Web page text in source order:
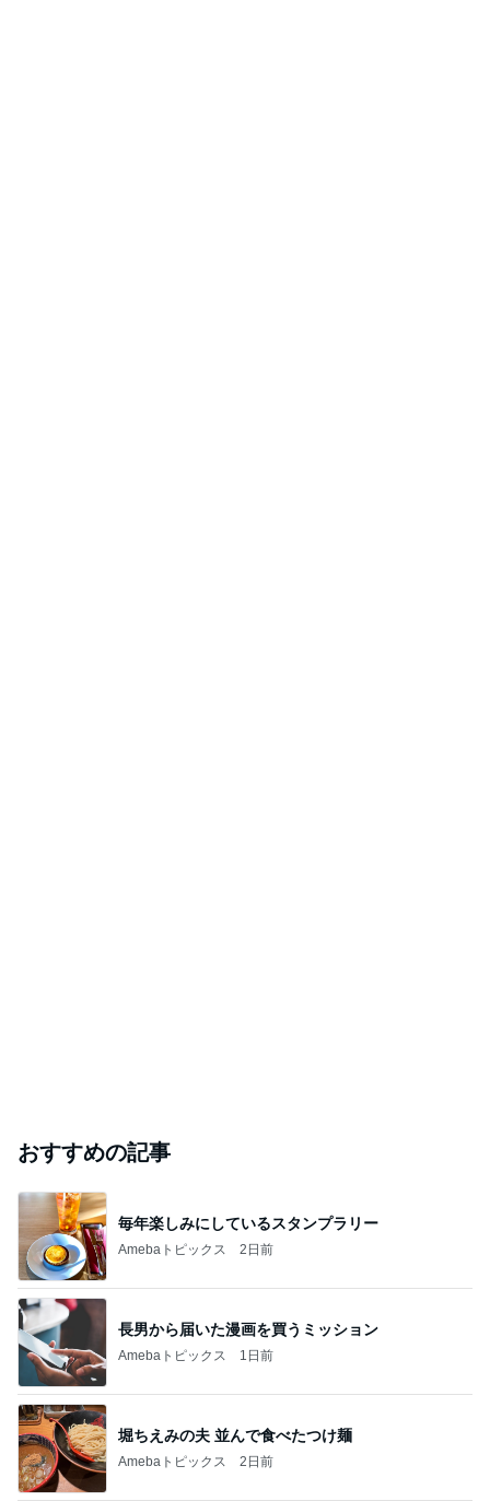
おすすめの記事
毎年楽しみにしているスタンプラリー
Amebaトピックス 2日前
長男から届いた漫画を買うミッション
Amebaトピックス 1日前
堀ちえみの夫 並んで食べたつけ麺
Amebaトピックス 2日前